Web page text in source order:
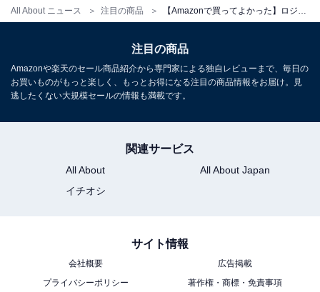
All About ニュース 注目の商品
ロジクール ワイヤレスキーボード K295GP 静音 耐水 キ
ーボード 無線 Unifying K295 グラファイト 国内正規品
Amazonで見る
ロジクール「KX700GRd」
注目の商品
Amazonや楽天のセール商品紹介から専門家による独自レビューまで、毎日の
お買いものがもっと楽しく、もっとお得になる注目の商品情報をお届け。見
逃したくない大規模セールの情報も満載です。
関連サービス
All About
All About Japan
イチオシ
サイト情報
会社概要
広告掲載
プライバシーポリシー
著作権・商標・免責事項